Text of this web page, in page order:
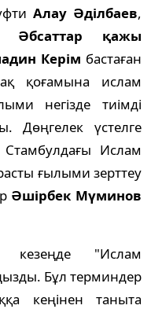
Алау Әділбаев,
Әбсаттар қажы
Керім бастаған
қоғамына ислам
негізде тиімді
Дөңгелек үстелге
Ислам
ғылыми зерттеу
Әшірбек Мүминов
кезеңде "Ислам
Бұл терминдер
кеңінен таныта